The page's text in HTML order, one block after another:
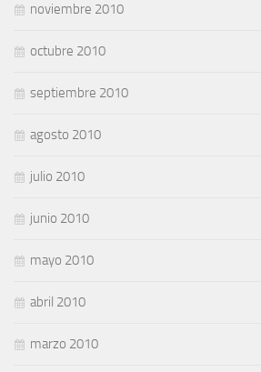
noviembre 2010
octubre 2010
septiembre 2010
agosto 2010
julio 2010
junio 2010
mayo 2010
abril 2010
marzo 2010